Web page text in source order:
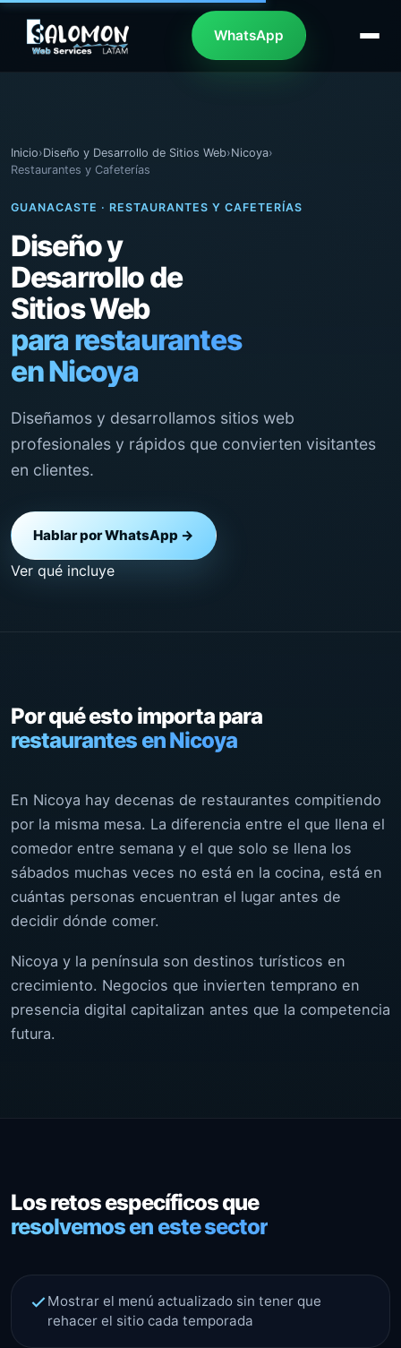
WhatsApp
Inicio›Diseño y Desarrollo de Sitios Web›Nicoya›
Restaurantes y Cafeterías
GUANACASTE · RESTAURANTES Y CAFETERÍAS
Diseño y
Desarrollo de
Sitios Web
para restaurantes
en Nicoya
Diseñamos y desarrollamos sitios web
profesionales y rápidos que convierten visitantes
en clientes.
Hablar por WhatsApp →
Ver qué incluye
Por qué esto importa para
restaurantes en Nicoya
En Nicoya hay decenas de restaurantes compitiendo
por la misma mesa. La diferencia entre el que llena el
comedor entre semana y el que solo se llena los
sábados muchas veces no está en la cocina, está en
cuántas personas encuentran el lugar antes de
decidir dónde comer.
Nicoya y la península son destinos turísticos en
crecimiento. Negocios que invierten temprano en
presencia digital capitalizan antes que la competencia
futura.
Los retos específicos que
resolvemos en este sector
Mostrar el menú actualizado sin tener que
rehacer el sitio cada temporada